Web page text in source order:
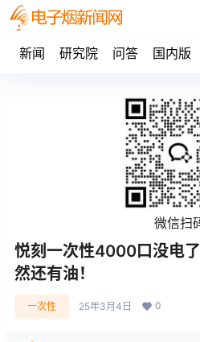
新闻 研究院 问答 国内版
微信扫
悦刻一次性4000口没电
然还有油！
一次性 25年3月4日 0